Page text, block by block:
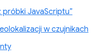
próbki JavaScriptu”
w czujnikach